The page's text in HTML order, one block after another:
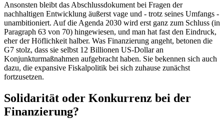
Ansonsten bleibt das Abschlussdokument bei Fragen der
nachhaltigen Entwicklung äußerst vage und - trotz seines Umfangs -
unambitioniert. Auf die Agenda 2030 wird erst ganz zum Schluss (in
Paragraph 63 von 70) hingewiesen, und man hat fast den Eindruck,
eher der Höflichkeit halber. Was Finanzierung angeht, betonen die
G7 stolz, dass sie selbst 12 Billionen US-Dollar an
Konjunkturmaßnahmen aufgebracht haben. Sie bekennen sich auch
dazu, die expansive Fiskalpolitik bei sich zuhause zunächst
fortzusetzen.
Solidarität oder Konkurrenz bei der
Finanzierung?